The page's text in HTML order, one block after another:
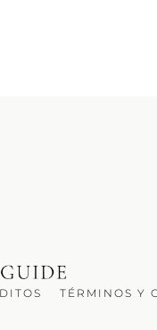
TÉRMINOS Y